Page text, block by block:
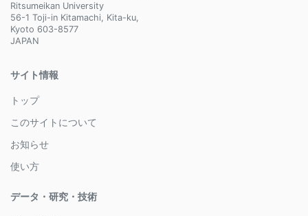
Ritsumeikan University
56-1 Toji-in Kitamachi, Kita-ku,
Kyoto 603-8577
JAPAN
サイト情報
トップ
このサイトについて
お知らせ
使い方
データ・研究・技術